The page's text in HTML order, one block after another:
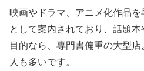
映画やドラマ、アニメ化作品
として案内されており、話題
目的なら、専門書偏重の大型
人も多いです。